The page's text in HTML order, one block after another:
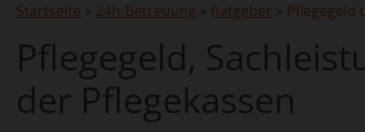
Startseite » 24h-Betreuung » Ratgeber » Pflegegeld
Pflegegeld,
der Pflegekassen